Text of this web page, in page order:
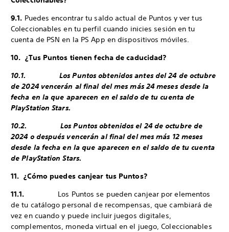
9.1. Puedes encontrar tu saldo actual de Puntos y ver tus
Coleccionables en tu perfil cuando inicies sesión en tu
cuenta de PSN en la PS App en dispositivos móviles.
10. ¿Tus Puntos tienen fecha de caducidad?
10.1. Los Puntos obtenidos antes del 24 de octubre
de 2024 vencerán al final del mes más 24 meses desde la
fecha en la que aparecen en el saldo de tu cuenta de
PlayStation Stars.
10.2. Los Puntos obtenidos el 24 de octubre de
2024 o después vencerán al final del mes más 12 meses
desde la fecha en la que aparecen en el saldo de tu cuenta
de PlayStation Stars.
11. ¿Cómo puedes canjear tus Puntos?
11.1. Los Puntos se pueden canjear por elementos
de tu catálogo personal de recompensas, que cambiará de
vez en cuando y puede incluir juegos digitales,
complementos, moneda virtual en el juego, Coleccionables